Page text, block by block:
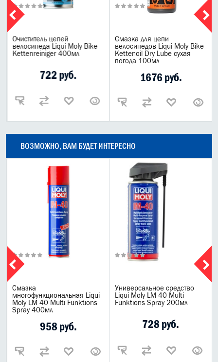
Очиститель цепей
велосипеда Liqui Moly Bike
Kettenreiniger 400мл
722 руб.
Смазка для цепи
велосипедов Liqui Moly Bike
Kettenoil Dry Lube сухая
погода 100мл
1676 руб.
ВОЗМОЖНО, ВАМ БУДЕТ ИНТЕРЕСНО
Смазка
многофункциональная Liqui
Moly LM 40 Multi Funktions
Spray 400мл
958 руб.
Универсальное средство
Liqui Moly LM 40 Multi
Funktions Spray 200мл
728 руб.